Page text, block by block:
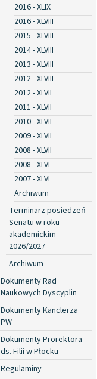
2016 - XLIX
2016 - XLVIII
2015 - XLVIII
2014 - XLVIII
2013 - XLVIII
2012 - XLVIII
2012 - XLVII
2011 - XLVII
2010 - XLVII
2009 - XLVII
2008 - XLVII
2008 - XLVI
2007 - XLVI
Archiwum
Terminarz posiedzeń
Senatu w roku
akademickim
2026/2027
Archiwum
Dokumenty Rad
Naukowych Dyscyplin
Dokumenty Kanclerza
PW
Dokumenty Prorektora
ds. Filii w Płocku
Regulaminy